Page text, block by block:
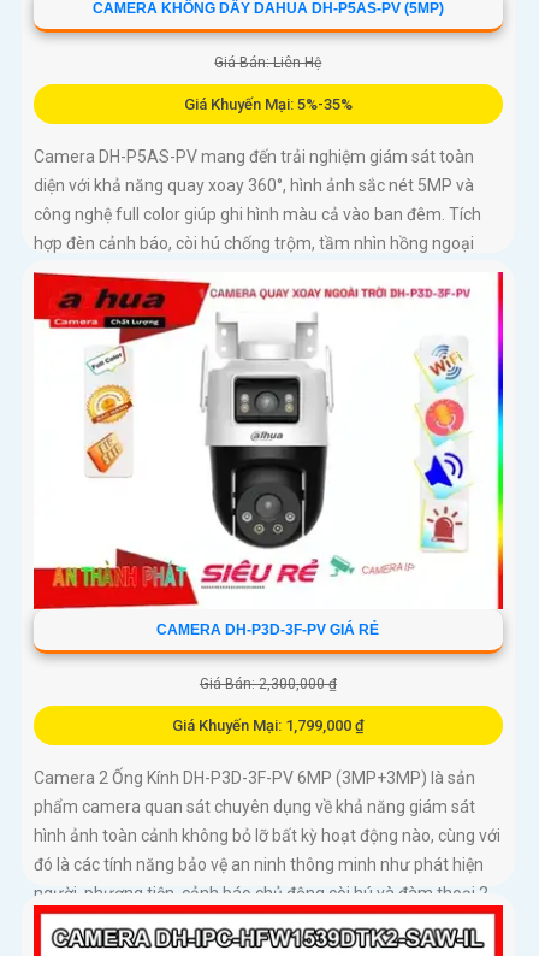
CAMERA KHÔNG DÂY DAHUA DH-P5AS-PV (5MP)
Giá Bán: Liên Hệ
Giá Khuyến Mại: 5%-35%
Camera DH-P5AS-PV mang đến trải nghiệm giám sát toàn
diện với khả năng quay xoay 360°, hình ảnh sắc nét 5MP và
công nghệ full color giúp ghi hình màu cả vào ban đêm. Tích
hợp đèn cảnh báo, còi hú chống trộm, tầm nhìn hồng ngoại
30m, khe thẻ nhớ đến 256GB cùng chuẩn chống nước IP66
camera hoạt động ổn định trong mọi điều kiện
CAMERA DH-P3D-3F-PV GIÁ RẺ
Giá Bán: 2,300,000 ₫
Giá Khuyến Mại: 1,799,000 ₫
Camera 2 Ống Kính DH-P3D-3F-PV 6MP (3MP+3MP) là sản
phẩm camera quan sát chuyên dụng về khả năng giám sát
hình ảnh toàn cảnh không bỏ lỡ bất kỳ hoạt động nào, cùng với
đó là các tính năng bảo vệ an ninh thông minh như phát hiện
người, phương tiện, cảnh báo chủ động còi hú và đàm thoại 2
chiều